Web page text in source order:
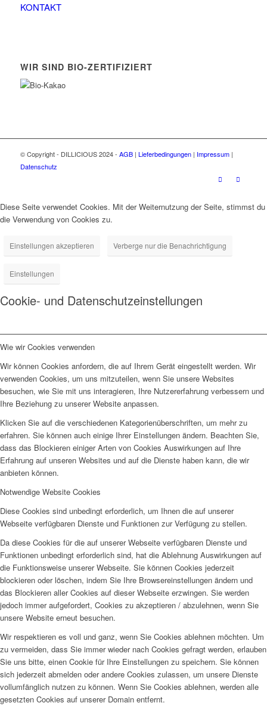
KONTAKT
WIR SIND BIO-ZERTIFIZIERT
© Copyright - DILLICIOUS 2024 - AGB| Lieferbedingungen| Impressum|
Datenschutz
Diese Seite verwendet Cookies. Mit der Weiternutzung der Seite, stimmst du
die Verwendung von Cookies zu.
Einstellungen akzeptieren Verberge nur die Benachrichtigung
Einstellungen
Cookie- und Datenschutzeinstellungen
Wie wir Cookies verwenden
Wir können Cookies anfordern, die auf Ihrem Gerät eingestellt werden. Wir
verwenden Cookies, um uns mitzuteilen, wenn Sie unsere Websites
besuchen, wie Sie mit uns interagieren, Ihre Nutzererfahrung verbessern und
Ihre Beziehung zu unserer Website anpassen.
Klicken Sie auf die verschiedenen Kategorienüberschriften, um mehr zu
erfahren. Sie können auch einige Ihrer Einstellungen ändern. Beachten Sie,
dass das Blockieren einiger Arten von Cookies Auswirkungen auf Ihre
Erfahrung auf unseren Websites und auf die Dienste haben kann, die wir
anbieten können.
Notwendige Website Cookies
Diese Cookies sind unbedingt erforderlich, um Ihnen die auf unserer
Webseite verfügbaren Dienste und Funktionen zur Verfügung zu stellen.
Da diese Cookies für die auf unserer Webseite verfügbaren Dienste und
Funktionen unbedingt erforderlich sind, hat die Ablehnung Auswirkungen auf
die Funktionsweise unserer Webseite. Sie können Cookies jederzeit
blockieren oder löschen, indem Sie Ihre Browsereinstellungen ändern und
das Blockieren aller Cookies auf dieser Webseite erzwingen. Sie werden
jedoch immer aufgefordert, Cookies zu akzeptieren / abzulehnen, wenn Sie
unsere Website erneut besuchen.
Wir respektieren es voll und ganz, wenn Sie Cookies ablehnen möchten. Um
zu vermeiden, dass Sie immer wieder nach Cookies gefragt werden, erlauben
Sie uns bitte, einen Cookie für Ihre Einstellungen zu speichern. Sie können
sich jederzeit abmelden oder andere Cookies zulassen, um unsere Dienste
vollumfänglich nutzen zu können. Wenn Sie Cookies ablehnen, werden alle
gesetzten Cookies auf unserer Domain entfernt.